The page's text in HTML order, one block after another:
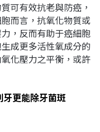
可有效抗老與防癌，
而言，抗氧化物質或
，反而有助于癌細胞
成更多活性氧成分的
化壓力之平衡，或許
牙更能除牙菌斑